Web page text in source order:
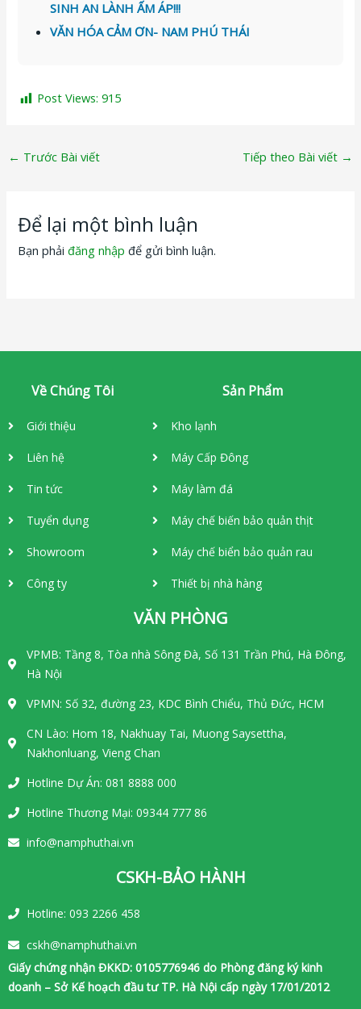
SINH AN LÀNH ẤM ÁP!!!
VĂN HÓA CẢM ƠN- NAM PHÚ THÁI
Post Views: 915
← Trước Bài viết Tiếp theo Bài viết →
Để lại một bình luận
Bạn phảiđăng nhập để gửi bình luận.
Về Chúng Tôi
Giới thiệu
Liên hệ
Tin tức
Tuyển dụng
Showroom
Công ty
Sản Phẩm
Kho lạnh
Máy Cấp Đông
Máy làm đá
Máy chế biến bảo quản thịt
Máy chế biển bảo quản rau
Thiết bị nhà hàng
VĂN PHÒNG
VPMB: Tầng 8, Tòa nhà Sông Đà, Số 131 Trần Phú, Hà Đông,
Hà Nội
VPMN: Số 32, đường 23, KDC Bình Chiểu, Thủ Đức, HCM
CN Lào: Hom 18, Nakhuay Tai, Muong Saysettha,
Nakhonluang, Vieng Chan
Hotline Dự Án: 081 8888 000
Hotline Thương Mại: 09344 777 86
info@namphuthai.vn
CSKH-BẢO HÀNH
Hotline: 093 2266 458
cskh@namphuthai.vn
Giấy chứng nhận ĐKKD: 0105776946 do Phòng đăng ký kinh
doanh – Sở Kế hoạch đầu tư TP. Hà Nội cấp ngày 17/01/2012